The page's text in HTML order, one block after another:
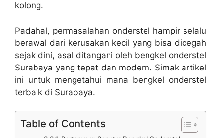
kolong.
Padahal, permasalahan onderstel hampir selalu
berawal dari kerusakan kecil yang bisa dicegah
sejak dini, asal ditangani oleh bengkel onderstel
Surabaya yang tepat dan modern. Simak artikel
ini untuk mengetahui mana bengkel onderstel
terbaik di Surabaya.
Table of Contents